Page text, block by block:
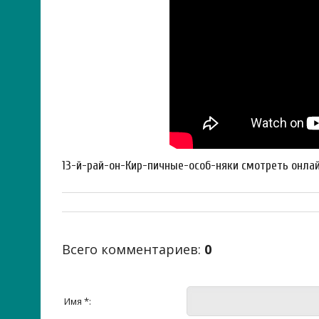
13-й-рай-он-Кир-пичные-особ-няки смотреть
Всего комментариев: 0
Имя *: